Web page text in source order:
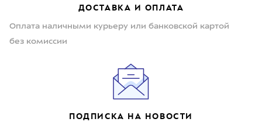
ДОСТАВКА И ОПЛАТА
Оплата наличными курьеру или банковской картой
без комиссии
ПОДПИСКА НА НОВОСТИ